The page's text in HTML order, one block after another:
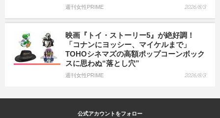
週刊女性PRIME 2026/8/3
映画『トイ・ストーリー5』が絶好調！
「コナンにヨッシー、マイケルまで」
TOHOシネマズの高額ポップコーンボック
スに思わぬ“落とし穴”
週刊女性PRIME 2026/8/3
公式アカウントをフォロー